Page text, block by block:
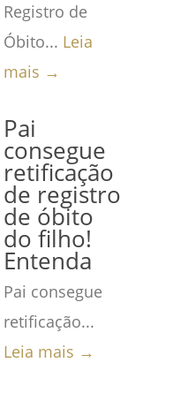
Registro de
Óbito... Leia
mais →
Pai
consegue
retificação
de registro
de óbito
do filho!
Entenda
Pai consegue
retificação...
Leia mais →